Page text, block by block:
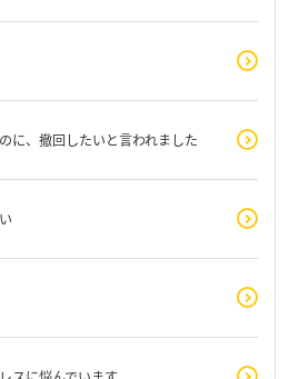
に、撤回したいと言われました